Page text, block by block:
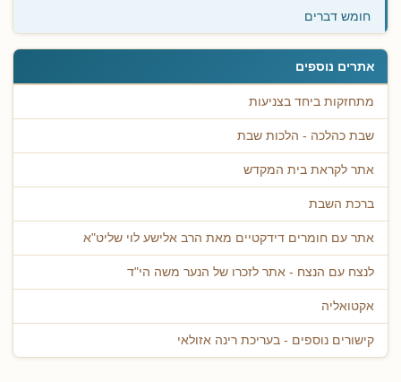
חומש דברים
אתרים נוספים
מתחזקות ביחד בצניעות
שבת כהלכה - הלכות שבת
אתר לקראת בית המקדש
ברכת השבת
אתר עם חומרים דידקטיים מאת הרב אלישע לוי שליט"א
לנצח עם הנצח - אתר לזכרו של הנער משה הי"ד
אקטואליה
קישורים נוספים - בעריכת רינה אזולאי